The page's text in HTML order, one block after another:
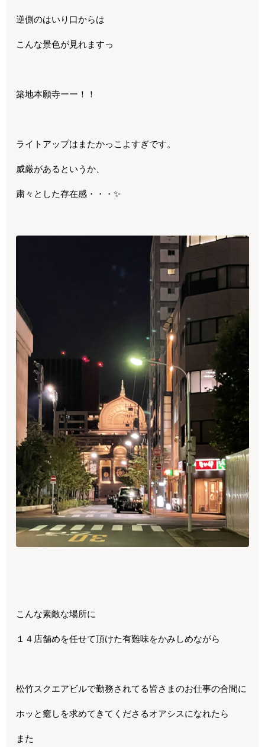
逆側のはいり口からは
こんな景色が見れますっ
築地本願寺ーー！！
ライトアップはまたかっこよすぎです。
威厳があるというか、
粛々とした存在感・・・✨
こんな素敵な場所に
１４店舗めを任せて頂けた有難味をかみしめながら
松竹スクエアビルで勤務されてる皆さまのお仕事の合間に
ホッと癒しを求めてきてくださるオアシスになれたら
また